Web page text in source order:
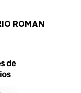
ROMAN